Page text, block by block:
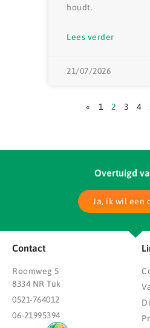
houdt.
Lees verder
21/07/2026
« 1 2 3 4
Overtuigd
Ja, ik wil een
Contact
Roomweg 5
8334 NR Tuk
0521-764012
06-21995394